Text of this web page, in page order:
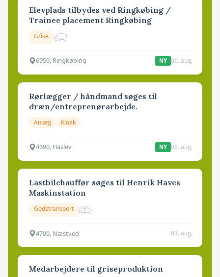
Elevplads tilbydes ved Ringkøbing /
Trainee placement Ringkøbing
Grise
6950, Ringkøbing NY 06. aug.
Rørlægger / håndmand søges til
dræn/entreprenørarbejde.
Anlæg Kloak
4690, Haslev NY 06. aug.
Lastbilchauffør søges til Henrik Haves
Maskinstation
Godstransport
4700, Næstved 03. aug.
Medarbejdere til griseproduktion